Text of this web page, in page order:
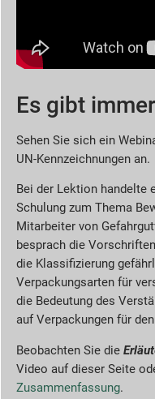
Es gibt
Sehen Sie sich ein
UN-Kennzeichnungen an.
Bei der Lektion handelte
Schulung zum Thema
Mitarbeiter von
besprach die
die Klassifizierung
Verpackungsarten für
die Bedeutung des
auf Verpackungen für
Beobachten Sie die
Video auf dieser Seite
Zusammenfassung.